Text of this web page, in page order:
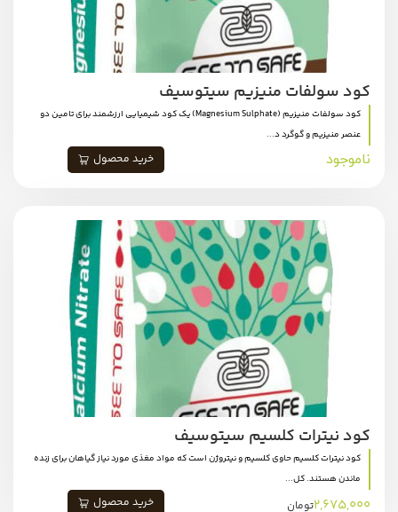
کود سولفات منیزیم سیتوسیف
کود سولفات منیزیم (Magnesium Sulphate) یک کود شیمیایی ارزشمند برای تامین دو
عنصر منیزیم و گوگرد د...
ناموجود خرید محصول
کود نیترات کلسیم سیتوسیف
کود نیترات کلسیم حاوی کلسیم و نیتروژن است که مواد مغذی مورد نیاز گیاهان برای زنده
ماندن هستند. کل...
2,675,000تومان خرید محصول